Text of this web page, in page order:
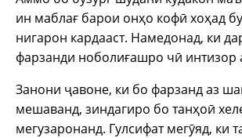
ин маблағ барои онҳо кофӣ хоҳад
нигарон кардааст. Намедонад, ки
фарзанди ноболиғашро чӣ интизор
Занони ҷавоне, ки бо фарзанд аз
мешаванд, зиндагиро бо танҳоӣ
мегузаронанд. Гулсифат мегӯяд, ки